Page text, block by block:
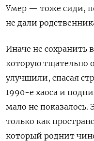
Умер — тоже сиди,
не дали
Иначе не сохранить
которую тщательно
улучшили, спасая
1990-е хаоса и
мало не показалось.
только как
который роднит